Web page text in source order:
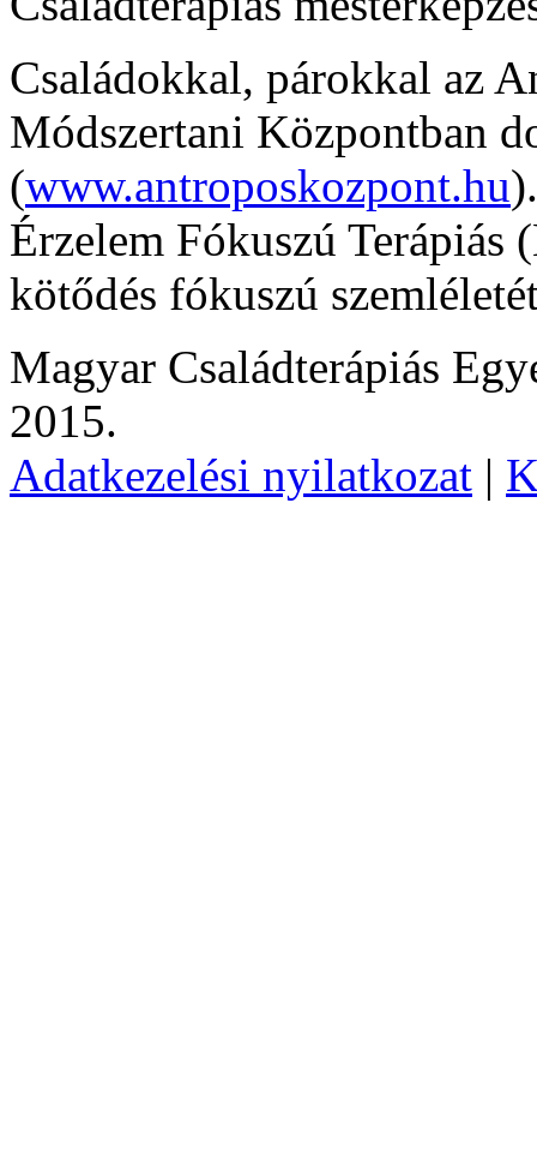
Családokkal, párokkal az
Módszertani Központban
(www.antroposkozpont.hu
Érzelem Fókuszú
kötődés fókuszú
Magyar Családterápiás
2015.
Adatkezelési nyilatkozat |